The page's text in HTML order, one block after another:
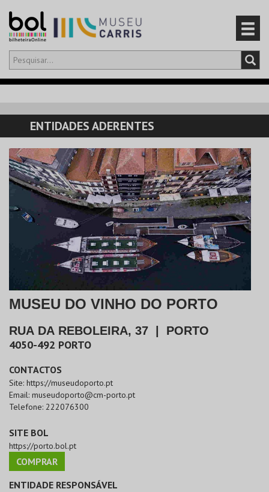
Olá,iniciar sessão
CARRINHO
EVENTOS
CARTÕES
PRODUTOS
ENTIDADES ADERENTES
MUSEU DO VINHO DO PORTO
RUA DA REBOLEIRA, 37 PORTO
4050-492 PORTO
CONTACTOS
Site: https://museudoporto.pt
Email: museudoporto@cm-porto.pt
Telefone: 222076300
SITE BOL
https://porto.bol.pt
COMPRAR
ENTIDADE RESPONSÁVEL